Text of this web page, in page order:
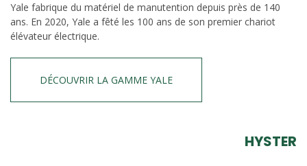
Yale fabrique du matériel de manutention depuis près de 140
ans. En 2020, Yale a fêté les 100 ans de son premier chariot
élévateur électrique.
DÉCOUVRIR LA GAMME YALE
HYSTER